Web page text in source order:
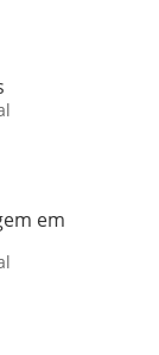
em